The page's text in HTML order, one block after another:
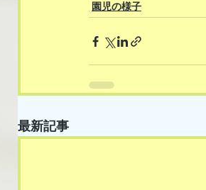
園児の様子
最新記事